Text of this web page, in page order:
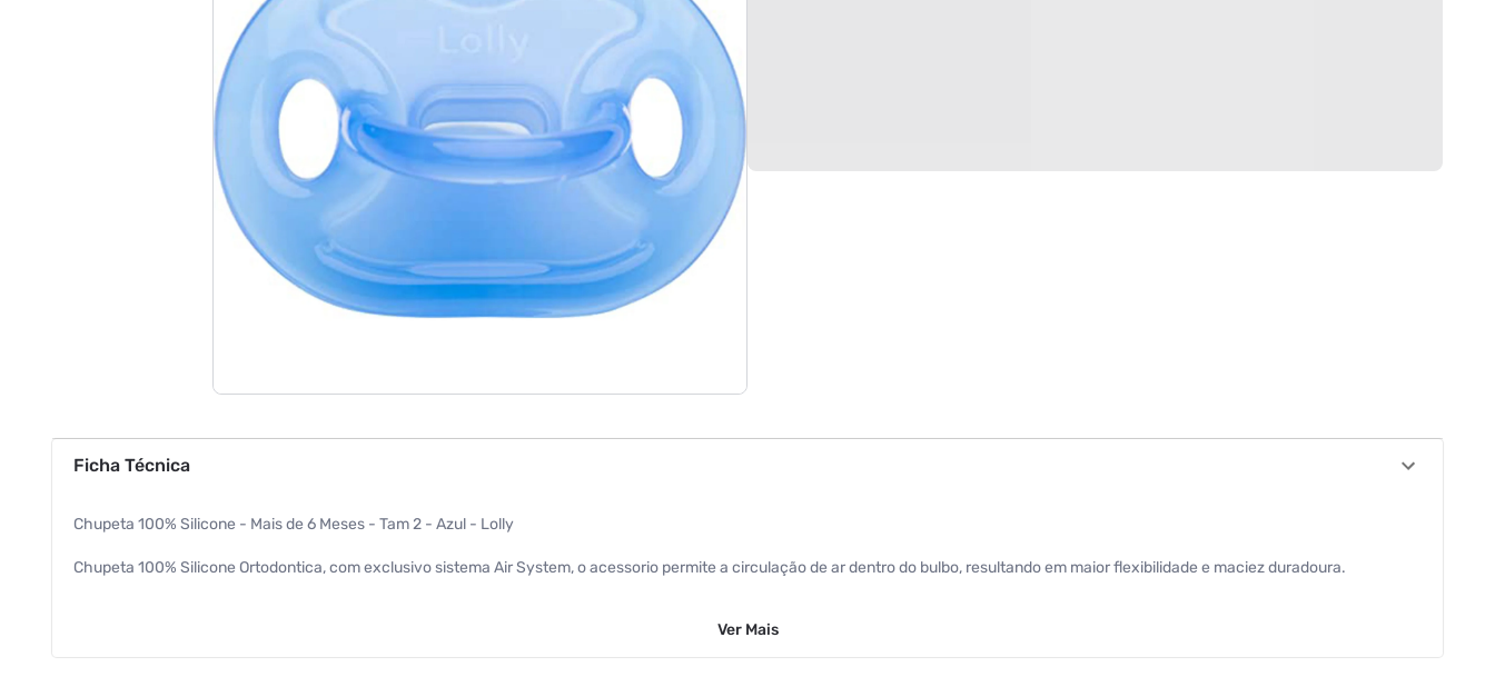
Ficha Técnica
Chupeta 100% Silicone - Mais de 6 Meses - Tam 2 - Azul - Lolly
Chupeta 100% Silicone Ortodontica, com exclusivo sistema Air System, o acessorio permite a circulação de ar dentro do bulbo, resultando em maior flexibilidade e maciez duradoura.
Ver Mais